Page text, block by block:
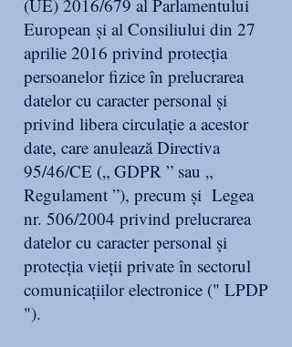
(UE) 2016/679 al Parlamentului
European și al Consiliului din 27
aprilie 2016 privind protecția
persoanelor fizice în prelucrarea
datelor cu caracter personal și
privind libera circulație a acestor
date, care anulează Directiva
95/46/CE („ GDPR ” sau „
Regulament ”), precum și Legea
nr. 506/2004 privind prelucrarea
datelor cu caracter personal şi
protecţia vieţii private în sectorul
comunicaţiilor electronice (" LPDP
").